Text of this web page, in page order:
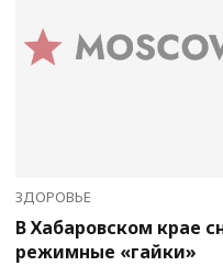
ЗДОРОВЬЕ
В Хабаровском крае
режимные «гайки»